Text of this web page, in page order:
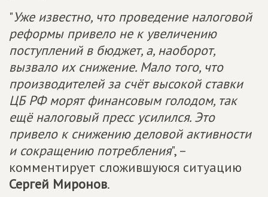
"Уже известно, что проведение налоговой
реформы привело не к увеличению
поступлений в бюджет, а, наоборот,
вызвало их снижение. Мало того, что
производителей за счёт высокой ставки
ЦБ РФ морят финансовым голодом, так
ещё налоговый пресс усилился. Это
привело к снижению деловой активности
и сокращению потребления", –
комментирует сложившуюся ситуацию
Сергей Миронов.